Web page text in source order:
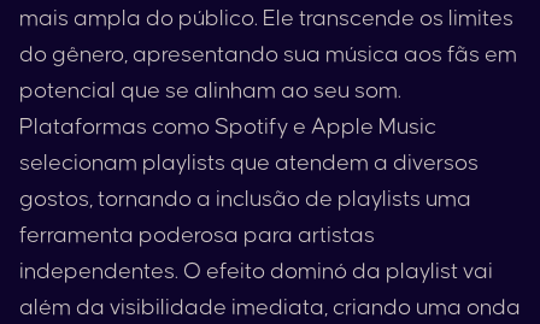
mais ampla do público. Ele transcende os limites
do gênero, apresentando sua música aos fãs em
potencial que se alinham ao seu som.
Plataformas como Spotify e Apple Music
selecionam playlists que atendem a diversos
gostos, tornando a inclusão de playlists uma
ferramenta poderosa para artistas
independentes. O efeito dominó da playlist vai
além da visibilidade imediata, criando uma onda